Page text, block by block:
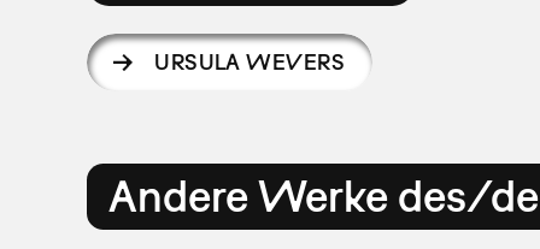
URSULA WEVERS
Andere Werke des/